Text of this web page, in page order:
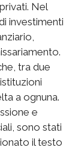
Nel
investimenti
tra due
a ognuna.
e
sono stati
il testo